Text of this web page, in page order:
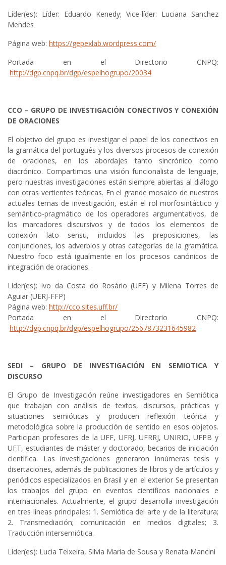
Líder(es): Líder: Eduardo Kenedy; Vice-líder: Luciana Sanchez
Mendes
Página web: https://gepexlab.wordpress.com/
Portada en el Directorio CNPQ:
http://dgp.cnpq.br/dgp/espelhogrupo/20034
CCO – GRUPO DE INVESTIGACIÓN CONECTIVOS Y CONEXIÓN
DE ORACIONES
El objetivo del grupo es investigar el papel de los conectivos en
la gramática del portugués y los diversos procesos de conexión
de oraciones, en los abordajes tanto sincrónico como
diacrónico. Compartimos una visión funcionalista de lenguaje,
pero nuestras investigaciones están siempre abiertas al diálogo
con otras vertientes teóricas. En el grande mosaico de nuestros
actuales temas de investigación, están el rol morfosintáctico y
semántico-pragmático de los operadores argumentativos, de
los marcadores discursivos y de todos los elementos de
conexión lato sensu, incluidos las preposiciones, las
conjunciones, los adverbios y otras categorías de la gramática.
Nuestro foco está igualmente en los procesos canónicos de
integración de oraciones.
Líder(es): Ivo da Costa do Rosário (UFF) y Milena Torres de
Aguiar (UERJ-FFP)
Página web: http://cco.sites.uff.br/
Portada en el Directorio CNPQ:
http://dgp.cnpq.br/dgp/espelhogrupo/2567873231645982
SEDI – GRUPO DE INVESTIGACIÓN EN SEMIOTICA Y
DISCURSO
El Grupo de Investigación reúne investigadores en Semiótica
que trabajan con análisis de textos, discursos, prácticas y
situaciones semióticas y producen reflexión teórica y
metodológica sobre la producción de sentido en esos objetos.
Participan profesores de la UFF, UFRJ, UFRRJ, UNIRIO, UFPB y
UFT, estudiantes de máster y doctorado, becarios de iniciación
científica. Las investigaciones generaron innúmeras tesis y
disertaciones, además de publicaciones de libros y de artículos y
periódicos especializados en Brasil y en el exterior Se presentan
los trabajos del grupo en eventos científicos nacionales e
internacionales. Actualmente, el grupo desarrolla investigación
en tres líneas principales: 1. Semiótica del arte y de la literatura;
2. Transmediación; comunicación en medios digitales; 3.
Traducción intersemiótica.
Líder(es): Lucia Teixeira, Silvia Maria de Sousa y Renata Mancini